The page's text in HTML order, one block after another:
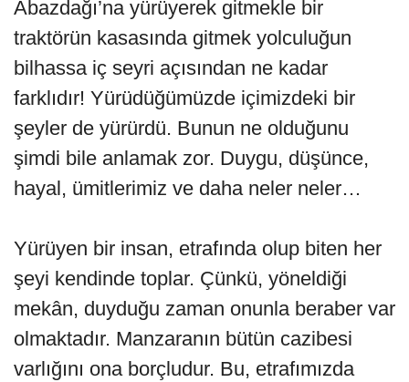
Abazdağı’na yürüyerek gitmekle bir
traktörün kasasında gitmek yolculuğun
bilhassa iç seyri açısından ne kadar
farklıdır! Yürüdüğümüzde içimizdeki bir
şeyler de yürürdü. Bunun ne olduğunu
şimdi bile anlamak zor. Duygu, düşünce,
hayal, ümitlerimiz ve daha neler neler…
Yürüyen bir insan, etrafında olup biten her
şeyi kendinde toplar. Çünkü, yöneldiği
mekân, duyduğu zaman onunla beraber var
olmaktadır. Manzaranın bütün cazibesi
varlığını ona borçludur. Bu, etrafımızda